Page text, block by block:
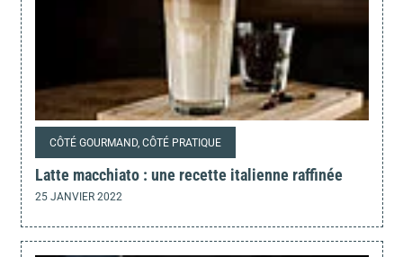
CÔTÉ GOURMAND, CÔTÉ PRATIQUE
Latte macchiato : une recette italienne raffinée
25 JANVIER 2022